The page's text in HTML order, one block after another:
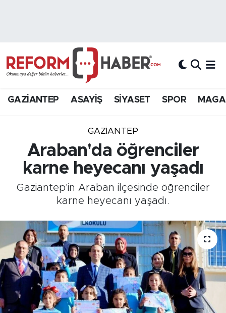
GAZİANTEP ASAYİŞ SİYASET SPOR
GAZIANTEP
Araban'da öğrenciler
karne heyecanı yaşadı
Gaziantep'in Araban ilçesinde öğrenciler
karne heyecanı yaşadı.
Hava Durumu
Süper Lig Puan Durumu ve Fikstür
Son Dakika Haberleri
Haber Arşivi